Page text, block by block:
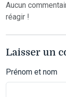
Aucun
réagir !
Laisser un
Prénom et nom